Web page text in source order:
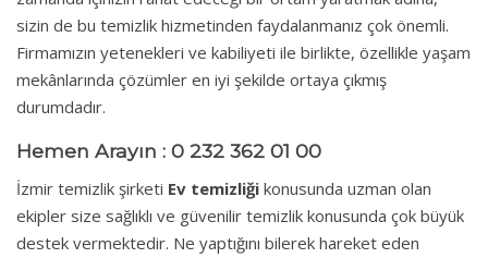
sizin de bu temizlik hizmetinden faydalanmanız çok önemli.
Firmamızın yetenekleri ve kabiliyeti ile birlikte, özellikle yaşam
mekânlarında çözümler en iyi şekilde ortaya çıkmış
durumdadır.
Hemen Arayın : 0 232 362 01 00
İzmir temizlik şirketi Ev temizliği konusunda uzman olan
ekipler size sağlıklı ve güvenilir temizlik konusunda çok büyük
destek vermektedir. Ne yaptığını bilerek hareket eden